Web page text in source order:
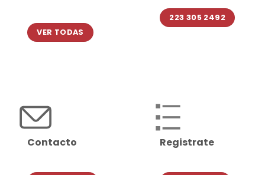
VER TODAS
223 305 2492
Contacto Registrate